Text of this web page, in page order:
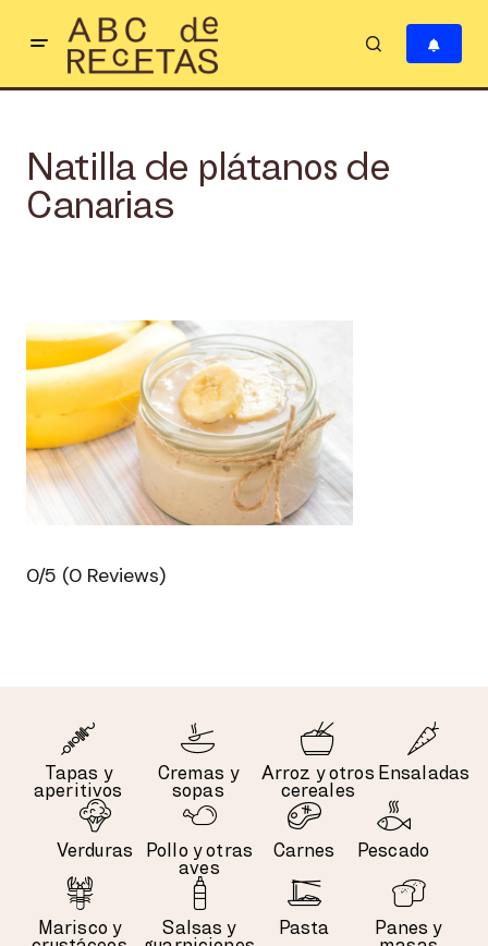
Natilla de plátanos de
Canarias
0/5 (0 Reviews)
Tapas y
aperitivos
Cremas y
sopas
Arroz y otros
cereales
Ensaladas
Verduras
Pollo y otras
aves
Carnes Pescado
Marisco y
Salsas y
Pasta
Panes y